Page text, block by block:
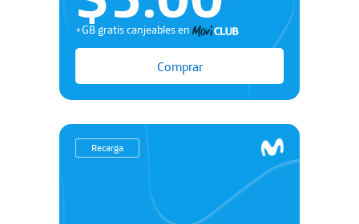
+GB gratis canjeables en
Comprar
Recarga